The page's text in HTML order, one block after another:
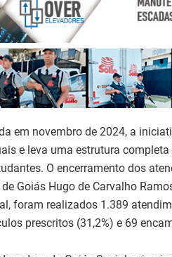
em novembro de 2024, a
e leva uma estrutura
O encerramento dos
Goiás Hugo de Carvalho
foram realizados 1.389
prescritos (31,2%) e 69